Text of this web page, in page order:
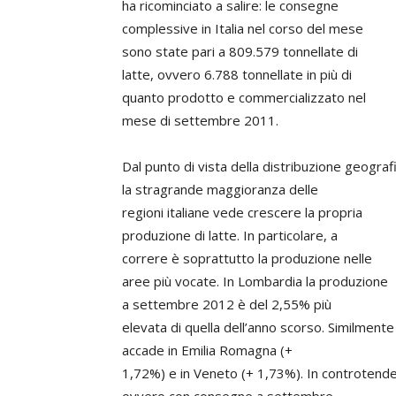
ha ricominciato a salire: le consegne
complessive in Italia nel corso del mese
sono state pari a 809.579 tonnellate di
latte, ovvero 6.788 tonnellate in più di
quanto prodotto e commercializzato nel
mese di settembre 2011.
Dal punto di vista della distribuzione
la stragrande maggioranza delle
regioni italiane vede crescere la propria
produzione di latte. In particolare, a
correre è soprattutto la produzione nelle
aree più vocate. In Lombardia la produzione
a settembre 2012 è del 2,55% più
elevata di quella dell’anno scorso. Similmente
accade in Emilia Romagna (+
1,72%) e in Veneto (+ 1,73%). In